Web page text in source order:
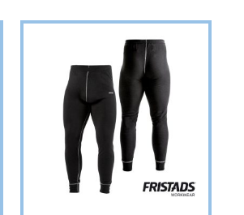
Baumwolle mit Rundhalsausschnitt,
zertifiziert – langlebig, bequem und
TYRESTA workwaer ,KLASSIKER
& SERVICE TROFTA workwear
Klassiker workwear
FORSBO
ALNARYD workwaer , SOMMER ANGEBOTE
Kollektionen, BAU & MONTAGE